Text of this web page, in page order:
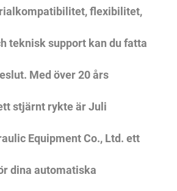
flexibilitet,
teknisk support kan du fatta
Med över 20 års
stjärnt rykte är Juli
Equipment Co., Ltd. ett
dina automatiska